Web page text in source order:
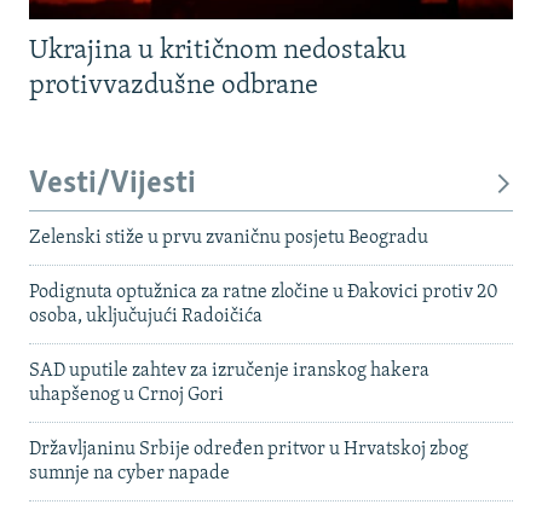
Ukrajina u kritičnom nedostaku
protivvazdušne odbrane
Vesti/Vijesti
Zelenski stiže u prvu zvaničnu posjetu Beogradu
Podignuta optužnica za ratne zločine u Đakovici protiv 20
osoba, uključujući Radoičića
SAD uputile zahtev za izručenje iranskog hakera
uhapšenog u Crnoj Gori
Državljaninu Srbije određen pritvor u Hrvatskoj zbog
sumnje na cyber napade